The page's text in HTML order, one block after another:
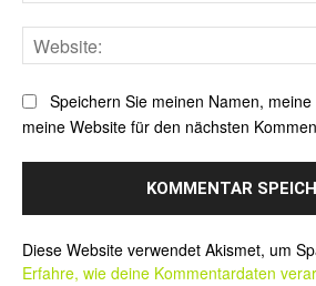
Speichern Sie meinen Namen,
meine Website für den nächsten
Diese Website verwendet Akismet, um
Erfahre, wie deine Kommentardaten